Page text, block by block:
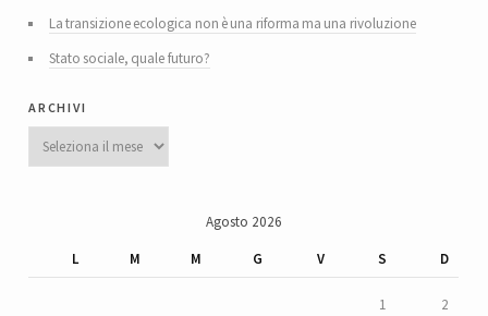
La transizione ecologica non è una riforma ma una rivoluzione
Stato sociale, quale futuro?
archivi
Archivi
Agosto 2026
L
M M G V S D
1 2